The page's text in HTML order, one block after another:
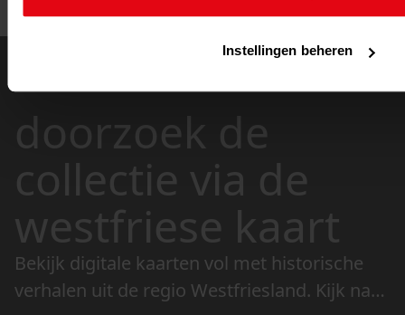
Instellingen beheren
Meer
doorzoek de
collectie via de
westfriese kaart
Bekijk digitale kaarten vol met historische
verhalen uit de regio Westfriesland. Kijk naar